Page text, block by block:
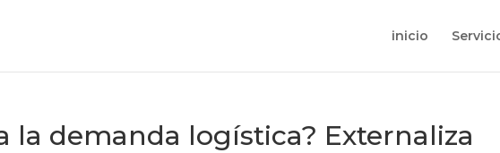
inicio
la demanda logística? Externaliza